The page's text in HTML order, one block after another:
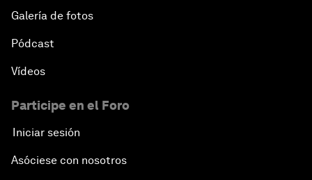
Galería de fotos
Pódcast
Vídeos
Participe en el Foro
Iniciar sesión
Asóciese con nosotros